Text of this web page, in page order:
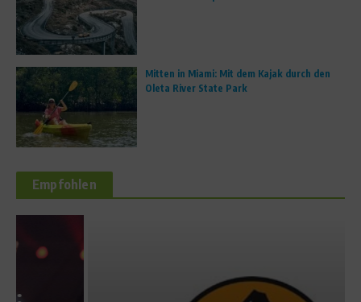
Mitten in Miami: Mit dem Kajak durch den
Oleta River State Park
Empfohlen